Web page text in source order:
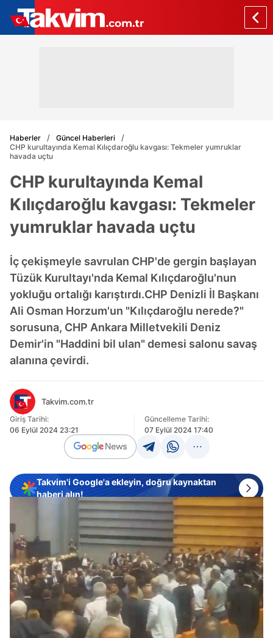
Haberler
Güncel Haberleri
CHP kurultayında Kemal Kılıçdaroğlu kavgası: Tekmeler yumruklar
havada uçtu
CHP kurultayında Kemal
Kılıçdaroğlu kavgası: Tekmeler
yumruklar havada uçtu
İç çekişmeyle savrulan CHP'de gergin başlayan
Tüzük Kurultayı'nda Kemal Kılıçdaroğlu'nun
yokluğu ortalığı karıştırdı.CHP Denizli İl Başkanı
Ali Osman Horzum'un "Kılıçdaroğlu nerede?"
sorusuna, CHP Ankara Milletvekili Deniz
Demir'in "Haddini bil ulan" demesi salonu savaş
alanına çevirdi.
Takvim.com.tr
Giriş Tarihi:
06 Eylül 2024 23:21
Güncelleme Tarihi:
07 Eylül 2024 17:40
Takvim'i Google'a ekleyin, doğru kaynaktan
haberi alın!